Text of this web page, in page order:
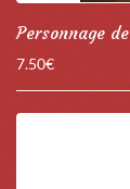
Personnage
7.50€